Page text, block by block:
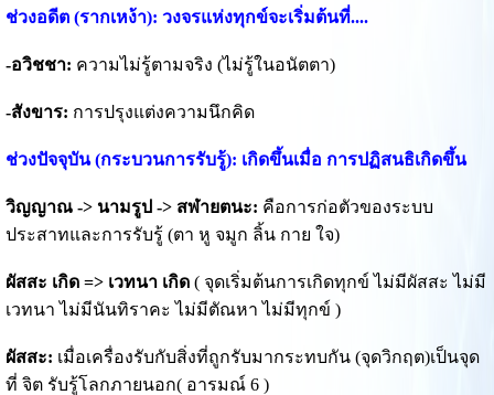
ช่วงอดีต (รากเหง้า): วงจรแห่งทุกข์จะเริ่มต้นที่....
-อวิชชา: ความไม่รู้ตามจริง (ไม่รู้ในอนัตตา)
-สังขาร: การปรุงแต่งความนึกคิด
ช่วงปัจจุบัน (กระบวนการรับรู้): เกิดขึ้นเมื่อ การปฏิสนธิเกิดขึ้น
วิญญาณ -> นามรูป -> สฬายตนะ: คือการก่อตัวของระบบ
ประสาทและการรับรู้ (ตา หู จมูก ลิ้น กาย ใจ)
ผัสสะ เกิด => เวทนา เกิด( จุดเริ่มต้นการเกิดทุกข์ ไม่มีผัสสะ ไม่มี
เวทนา ไม่มีนันทิราคะ ไม่มีตัณหา ไม่มีทุกข์ )
ผัสสะ: เมื่อเครื่องรับกับสิ่งที่ถูกรับมากระทบกัน (จุดวิกฤต)เป็นจุด
ที่ จิต รับรู้โลกภายนอก( อารมณ์ 6 )